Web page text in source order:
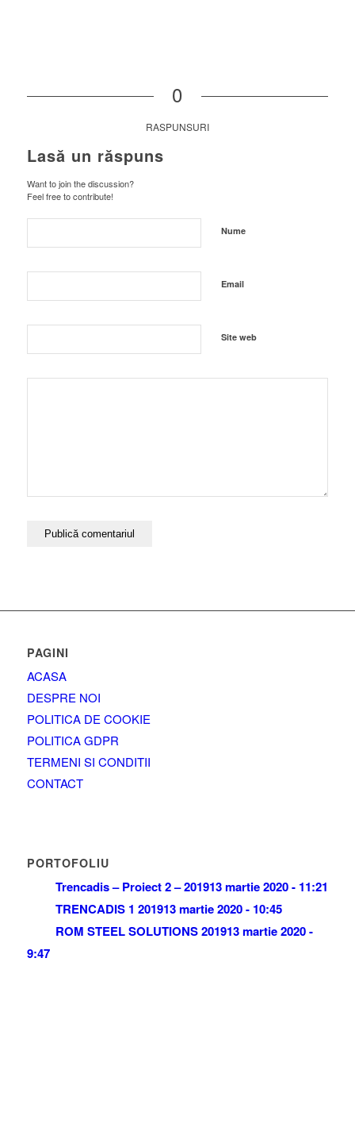
0
RASPUNSURI
Lasă un răspuns
Want to join the discussion?
Feel free to contribute!
Nume
Email
Site web
PAGINI
ACASA
DESPRE NOI
POLITICA DE COOKIE
POLITICA GDPR
TERMENI SI CONDITII
CONTACT
PORTOFOLIU
Trencadis – Proiect 2 – 201913 martie 2020 - 11:21
TRENCADIS 1 201913 martie 2020 - 10:45
ROM STEEL SOLUTIONS 201913 martie 2020 -
9:47